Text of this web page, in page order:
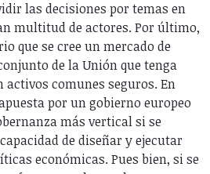
las decisiones por temas en
multitud de actores. Por último,
que se cree un mercado de
de la Unión que tenga
activos comunes seguros. En
por un gobierno europeo
más vertical si se
de diseñar y ejecutar
económicas. Pues bien, si se